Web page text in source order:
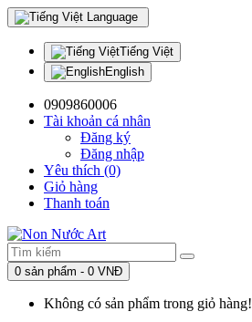
Language
Tiếng Việt
English
0909860006
Tài khoản cá nhân
Đăng ký
Đăng nhập
Yêu thích (0)
Giỏ hàng
Thanh toán
0 sản phẩm - 0 VNĐ
Không có sản phẩm trong giỏ hàng!